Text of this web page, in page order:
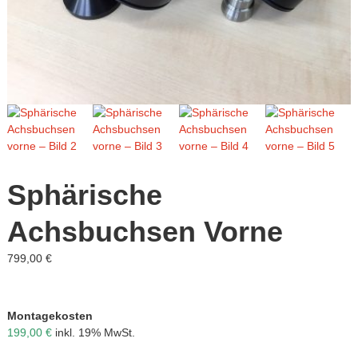
/
Camaro-
Tuning.com
C8-
Tuning
…
simply
the
Sphärische
Achsbuchsen Vorne
799,00 €
Montagekosten
199,00 €inkl. 19% MwSt.